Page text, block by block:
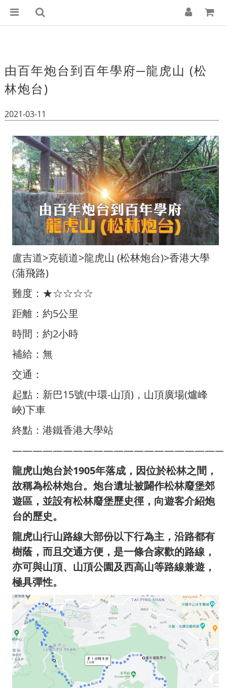
由百年炮台到百年學府─龍虎山 (松
林炮台)
2021-03-11
盧吉道>克頓道>龍虎山 (松林炮台)>香港大學
(蒲飛路)
難度：★☆☆☆☆
距離：約5公里
時間：約2小時
補給：無
交通：
起點：新巴15號(中環-山頂)，山頂廣場(爐峰
峽)下車
終點：港鐵香港大學站
龍虎山炮台於1905年落成 ， 因位於松林之間，
故稱為松林炮台。 炮台遺址被闢作松林廢堡郊
遊區，並設有松林廢堡歷史徑，向遊客介紹炮
台的歷史。
龍虎山行山路線大部份以下行為主，沿路都有
樹蔭 ， 而且交通方便，是一條合家歡的路線，
亦可與山頂、山頂公園及西高山等路線兼遊，
極具彈性。